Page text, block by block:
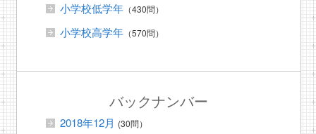
小学校低学年（430問）
小学校高学年（570問）
バックナンバー
2018年12月 (30問）